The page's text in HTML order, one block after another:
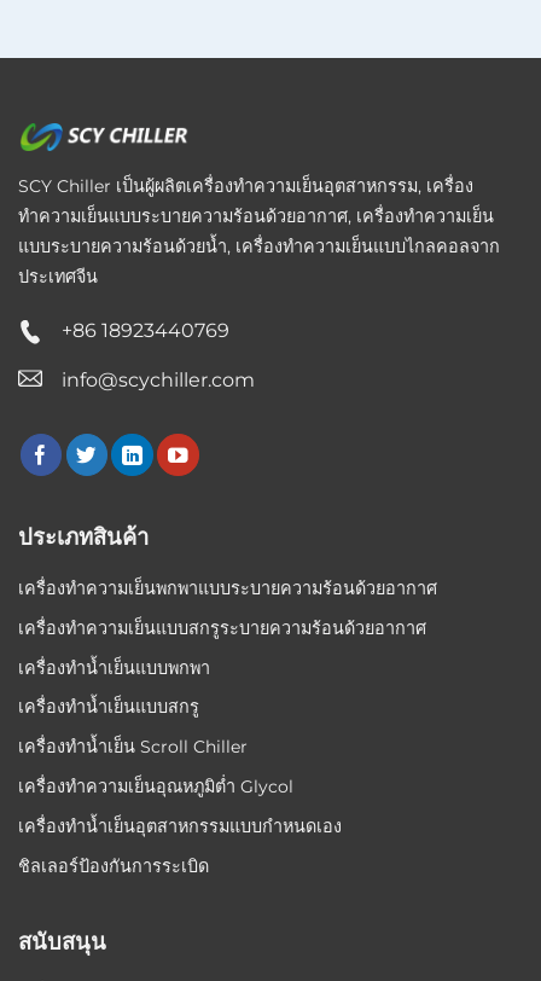
SCY Chiller เป็นผู้ผลิตเครื่องทำความเย็นอุตสาหกรรม, เครื่อง
ทำความเย็นแบบระบายความร้อนด้วยอากาศ, เครื่องทำความเย็น
แบบระบายความร้อนด้วยน้ำ, เครื่องทำความเย็นแบบไกลคอลจาก
ประเทศจีน
+86 18923440769
info@scychiller.com
ประเภทสินค้า
เครื่องทำความเย็นพกพาแบบระบายความร้อนด้วยอากาศ
เครื่องทำความเย็นแบบสกรูระบายความร้อนด้วยอากาศ
เครื่องทำน้ำเย็นแบบพกพา
เครื่องทำน้ำเย็นแบบสกรู
เครื่องทำน้ำเย็น Scroll Chiller
เครื่องทำความเย็นอุณหภูมิต่ำ Glycol
เครื่องทำน้ำเย็นอุตสาหกรรมแบบกำหนดเอง
ชิลเลอร์ป้องกันการระเบิด
สนับสนุน